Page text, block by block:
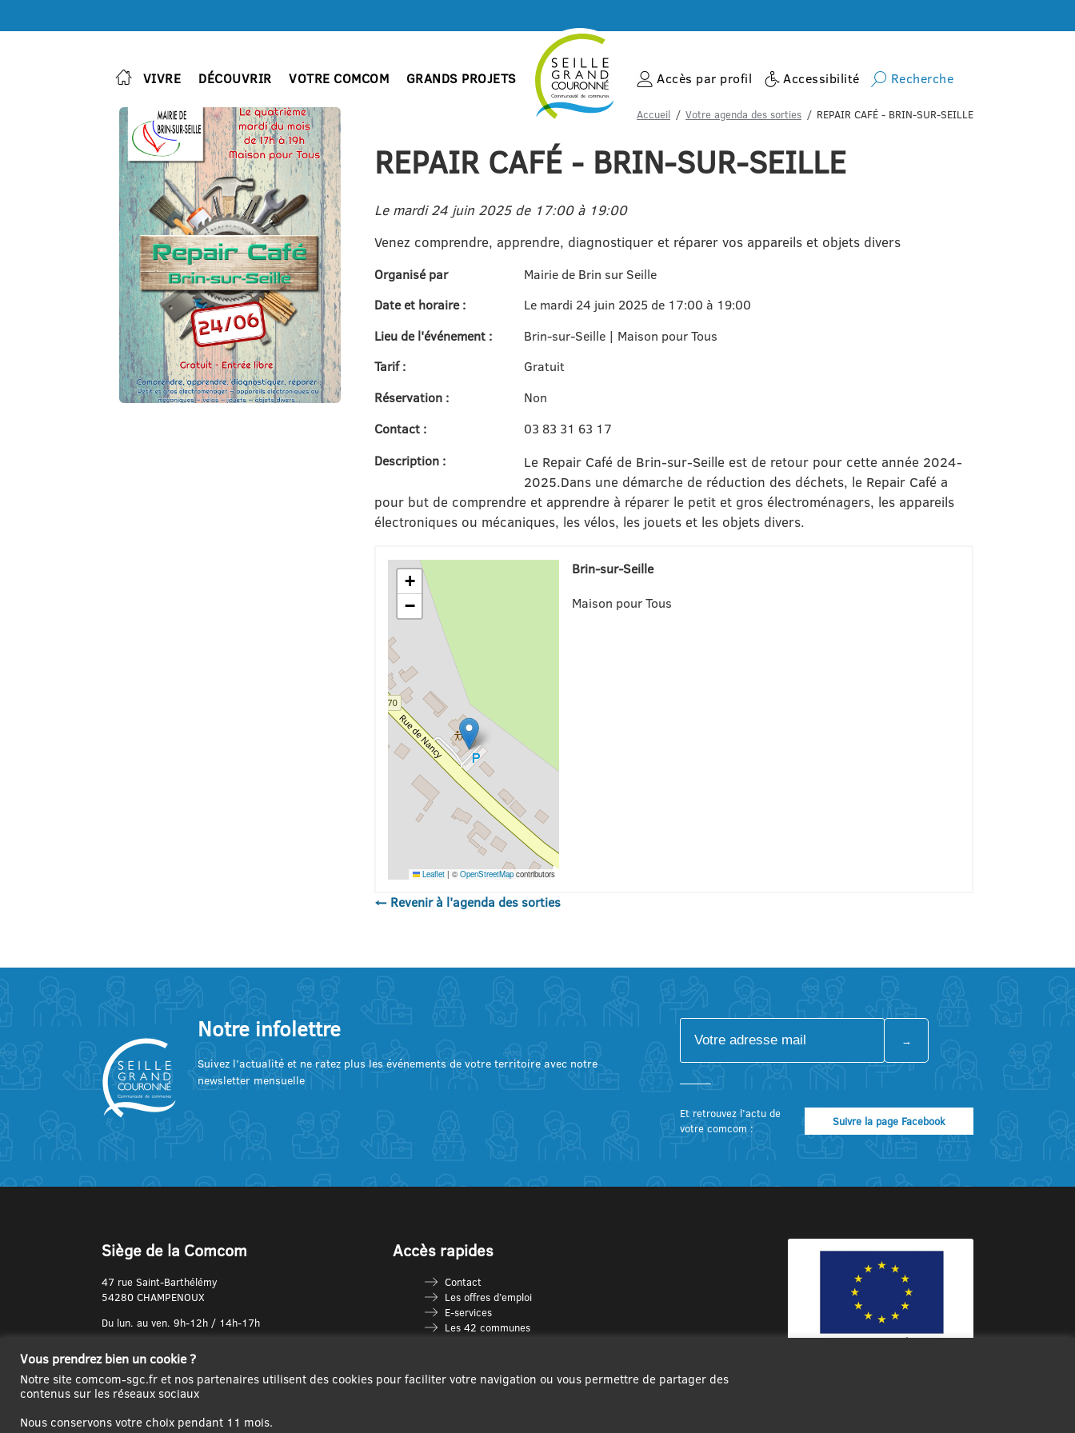
VIVRE DÉCOUVRIR VOTRE COMCOM GRANDS PROJETS Accès par profil Accessibilité Recherche
Accueil Votre agenda des sorties REPAIR CAFÉ - BRIN-SUR-SEILLE
REPAIR CAFÉ - BRIN-SUR-SEILLE
Le mardi 24 juin 2025 de 17:00 à 19:00
Venez comprendre, apprendre, diagnostiquer et réparer vos appareils et objets divers
Organisé par
Mairie de Brin sur Seille
Date et horaire :
Le mardi 24 juin 2025 de 17:00 à 19:00
Lieu de l'événement :
Brin-sur-Seille | Maison pour Tous
Tarif :
Gratuit
Réservation :
Non
Contact :
03 83 31 63 17
Description :
Le Repair Café de Brin-sur-Seille est de retour pour cette année 2024-
2025.Dans une démarche de réduction des déchets, le Repair Café a
pour but de comprendre et apprendre à réparer le petit et gros électroménagers, les appareils
électroniques ou mécaniques, les vélos, les jouets et les objets divers.
+
−
Leaflet | ©OpenStreetMap contributors
Brin-sur-Seille
Maison pour Tous
← Revenir à l'agenda des sorties
Notre infolettre
Suivez l’actualité et ne ratez plus les événements de votre territoire avec notre
newsletter mensuelle
Et retrouvez l’actu de
votre comcom :
Suivre la page Facebook
Siège de la Comcom
47 rue Saint-Barthélémy
54280 CHAMPENOUX
Du lun. au ven. 9h-12h / 14h-17h
03 83 31 74 37
Accès rapides
Contact
Les offres d’emploi
E-services
Les 42 communes
Espace France Services
Les séniors
Vous prendrez bien un cookie ?
Notre site comcom-sgc.fr et nos partenaires utilisent des cookies pour faciliter votre navigation ou vous permettre de partager des
contenus sur les réseaux sociaux
Nous conservons votre choix pendant 11 mois.